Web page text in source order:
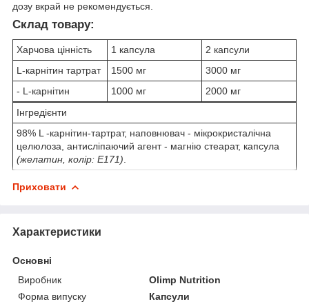
дозу вкрай не рекомендується.
Склад товару:
Харчова цінність 1 капсула
2 капсули
L-карнітин тартрат
1500 мг
3000 мг
- L-карнітин
1000 мг
2000 мг
Інгредієнти
98% L -карнітин-тартрат, наповнювач - мікрокристалічна
целюлоза, антисліпаючий агент - магнію стеарат, капсула
(желатин, колір: E171)
Приховати
Характеристики
Основні
Виробник
Olimp Nutrition
Форма випуску
Капсули